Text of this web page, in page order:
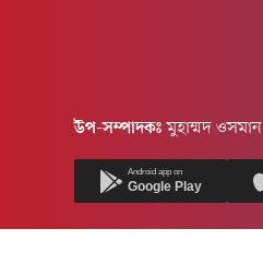
উপ-সম্পাদকঃমুহাম্মদ ওসমান
Android app on
Google Play